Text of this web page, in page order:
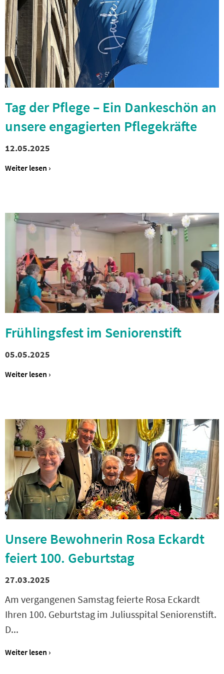
Tag der Pflege – Ein Dankeschön an
unsere engagierten Pflegekräfte
12.05.2025
Weiter lesen ›
Frühlingsfest im Seniorenstift
05.05.2025
Weiter lesen ›
Unsere Bewohnerin Rosa Eckardt
feiert 100. Geburtstag
27.03.2025
Am vergangenen Samstag feierte Rosa Eckardt
Ihren 100. Geburtstag im Juliusspital Seniorenstift.
D...
Weiter lesen ›